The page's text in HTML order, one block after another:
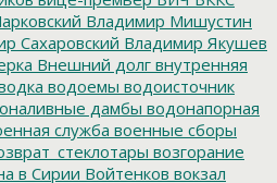
Владимир Мишустин
Сахаровский Владимир Якушев
Внешний долг внутренняя
водоемы водоисточник
дамбы водонапорная
служба военные сборы
возгорание
в Сирии Войтенков вокзал